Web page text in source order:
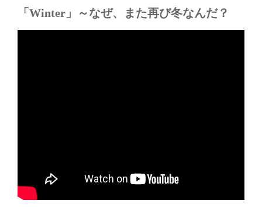
「Winter」～なぜ、また再び冬なんだ？